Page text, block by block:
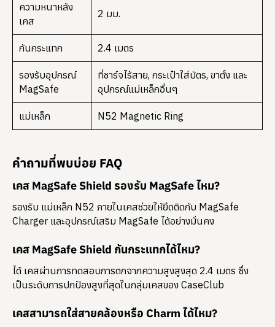
ความหนาหลัง
เคส
2 มม.
กันกระแทก 2.4 เมตร
รองรับอุปกรณ์
MagSafe
ที่ชาร์จไร้สาย, กระเป๋าใส่บัตร, ขาตั้ง และ
อุปกรณ์แม่เหล็กอื่นๆ
แม่เหล็ก N52 Magnetic Ring
คำถามที่พบบ่อย FAQ
เคส MagSafe Shield รองรับ MagSafe ไหม?
รองรับ แม่เหล็ก N52 ภายในเคสช่วยให้ยึดติดกับ MagSafe
Charger และอุปกรณ์เสริม MagSafe ได้อย่างมั่นคง
เคส MagSafe Shield กันกระแทกได้ไหม?
ได้ เคสผ่านการทดสอบการตกจากความสูงสูงสุด 2.4 เมตร ซึ่ง
เป็นระดับการปกป้องสูงที่สุดในกลุ่มเคสของ CaseClub
เคสสามารถใส่สายคล้องหรือ Charm ได้ไหม?